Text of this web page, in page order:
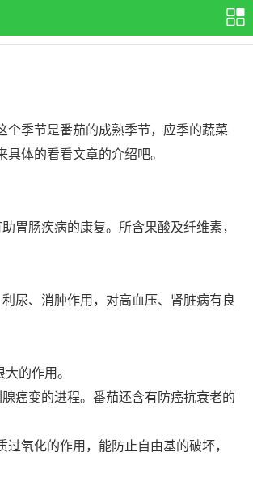
季节是番茄的成熟季节，应季的蔬菜
体的看看文章的介绍吧。
肠疾病的康复。所含果酸及纤维素，
尿、消肿作用，对高血压、肾脏病有良
的作用。
癌变的进程。番茄还含有防癌抗衰老的
氧化的作用，能防止自由基的破坏，